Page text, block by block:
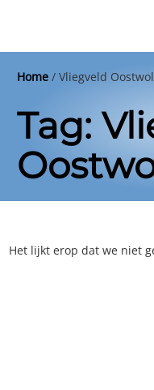
Home/ Vliegveld
Tag:
Het lijkt erop dat we niet